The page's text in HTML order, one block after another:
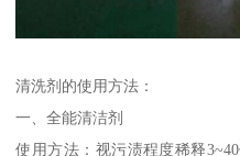
清洗剂的使用方法：
一、全能清洁剂
使用方法：视污渍程度稀释